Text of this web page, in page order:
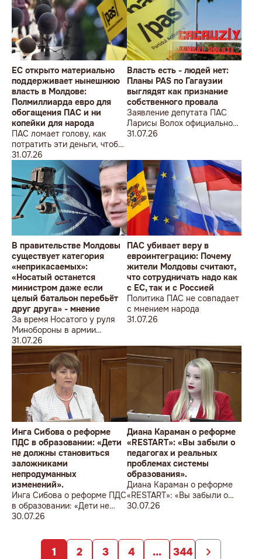
ÎMPOTRIVA MOLDOVEI!
Lecțiile istoriei și provocările
prezentului (la împlinirea a
550 de ani de la bătălia de la
Războieni)
ЕС открыто материально
поддерживает нынешнюю
власть в Молдове:
Полмиллиарда евро для
обогащения ПАС и ни
копейки для народа
ПАС ломает голову, как
потратить эти деньги, чтобы
оппозиция меньше ворчала,
ведь полмиллиарда
незаметно в карман не
положишь
31.07.26
Власть есть - людей нет:
Планы PAS по Гагаузии
выглядят как признание
собственного провала
Заявление депутата ПАС
Ларисы Волох официально
подтвердило провал
Молдовы
31.07.26
В правительстве Молдовы
существует категория
«неприкасаемых»:
«Носатый останется
министром даже если
целый батальон перебьёт
друг друга» - мнение
За время Носатого у руля
Минобороны в армии
погибли 9 человек в мирное
время, включая
несовершеннолетнего
юношу
31.07.26
ПАС убивает веру в
евроинтеграцию: Почему
жители Молдовы считают,
что сотрудничать надо как
с ЕС, так и с Россией
Политика ПАС не совпадает
с мнением народа
31.07.26
Инга Сибова о реформе
ПДС в образовании: «Дети
не должны становиться
заложниками
непродуманных
изменений».
Инга Сибова о реформе ПДС
в образовании: «Дети не
должны становиться
непродуманных изменений».
30.07.26
Диана Караман о реформе
«RESTART»: «Вы забыли о
педагогах и реальных
проблемах системы
образования».
Диана Караман о реформе
«RESTART»: «Вы забыли о
педагогах и реальных
30.07.26
1 2 3 4 ... 344